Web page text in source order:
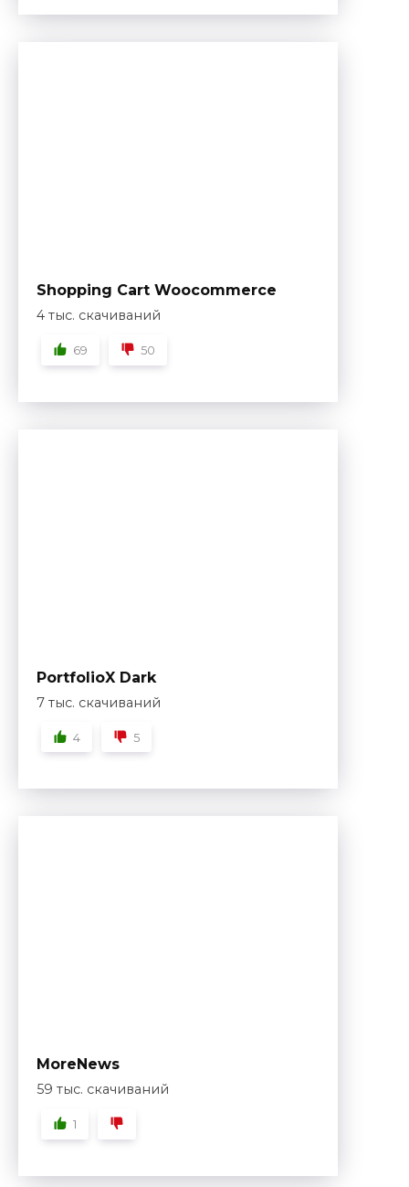
Shopping Cart Woocommerce
4 тыс. скачиваний
69 50
PortfolioX Dark
7 тыс. скачиваний
4 5
MoreNews
59 тыс. скачиваний
1